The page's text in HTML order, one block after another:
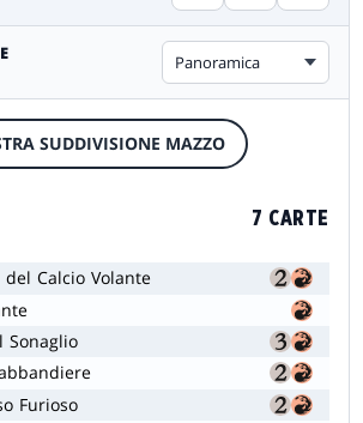
Panoramica
SUDDIVISIONE MAZZO
7 CARTE
Calcio Volante
Sonaglio
Furioso